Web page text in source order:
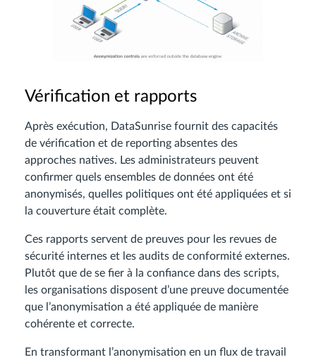
Vérification et rapports
Après exécution, DataSunrise fournit des capacités
de vérification et de reporting absentes des
approches natives. Les administrateurs peuvent
confirmer quels ensembles de données ont été
anonymisés, quelles politiques ont été appliquées et si
la couverture était complète.
Ces rapports servent de preuves pour les revues de
sécurité internes et les audits de conformité externes.
Plutôt que de se fier à la confiance dans des scripts,
les organisations disposent d’une preuve documentée
que l’anonymisation a été appliquée de manière
cohérente et correcte.
En transformant l’anonymisation en un flux de travail